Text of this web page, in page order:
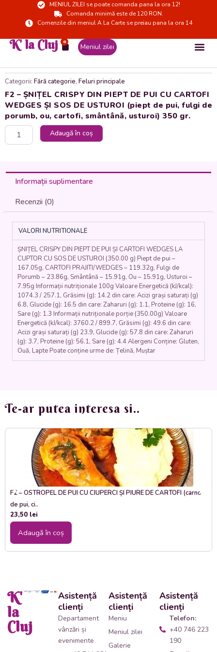
MENIUL ZILEI se poate comanda pana la ora 12!
Comanda minimă este de 120 RON.
Comenzile din meniul A La Carte se preiau pana la ora 14
K' la Cluj 0
Cart Meniul zilei
Categorii: Fără categorie, Feluri principale
F2 – ȘNIȚEL CRISPY DIN PIEPT DE PUI CU CARTOFI
WEDGES ȘI SOS DE USTUROI (piept de pui, fulgi de
porumb, ou, cartofi, smântână, usturoi) 350 gr.
Cantitate
DIN
CARTOFI
SOS
USTUROI
(piept
porumb,
cartofi,
smântână,
Adaugă în coș
Informații suplimentare
Recenzii (0)
VALORI NUTRITIONALE
ȘNIȚEL CRISPY DIN PIEPT DE PUI ȘI CARTOFI WEDGES LA
CUPTOR CU SOS DE USTUROI (350.00 g) Piept de pui –
167.05g, CARTOFI PRAJITI/WEDGES – 119.32g, Fulgi de
Porumb – 23.86g, Smântână – 15.91g, Ou – 15.91g, Usturoi –
7.95g Informații nutriționale 100g Valoare Energetică (kJ/kcal):
1074.3 / 257.1, Grăsimi (g): 14.2 din care: Acizi grași saturați (g)
6.8, Glucide (g): 16.5 din care: Zaharuri (g): 1.1, Proteine (g): 16,
Sare (g): 1.3 Informații nutriționale porție (350.00g) Valoare
Energetică (kJ/kcal): 3760.2 / 899.7, Grăsimi (g): 49.6 din care:
Acizi grași saturați (g) 23.9, Glucide (g): 57.8 din care: Zaharuri
(g): 3.7, Proteine (g): 56.1, Sare (g): 4.4 Alergeni Conține: Gluten,
Ouă, Lapte Poate conține urme de: Țelină, Muștar
Te-ar putea interesa si..
F2 – OSTROPEL DE PUI CU CIUPERCI ȘI PIURE DE CARTOFI (carne
de pui, ci..
23,50 lei
Adaugă în coș
K'
la
Cluj
Asistență
clienți
Departament
vânzări și
evenimente
Asistență
clienți
Meniu
Meniul zilei
Galerie
Asistență
clienți
Telefon:
+40 746 223
190